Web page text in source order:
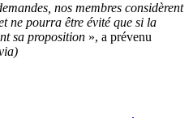
nos membres considèrent
ne pourra être évité que si la
sa proposition », a prévenu